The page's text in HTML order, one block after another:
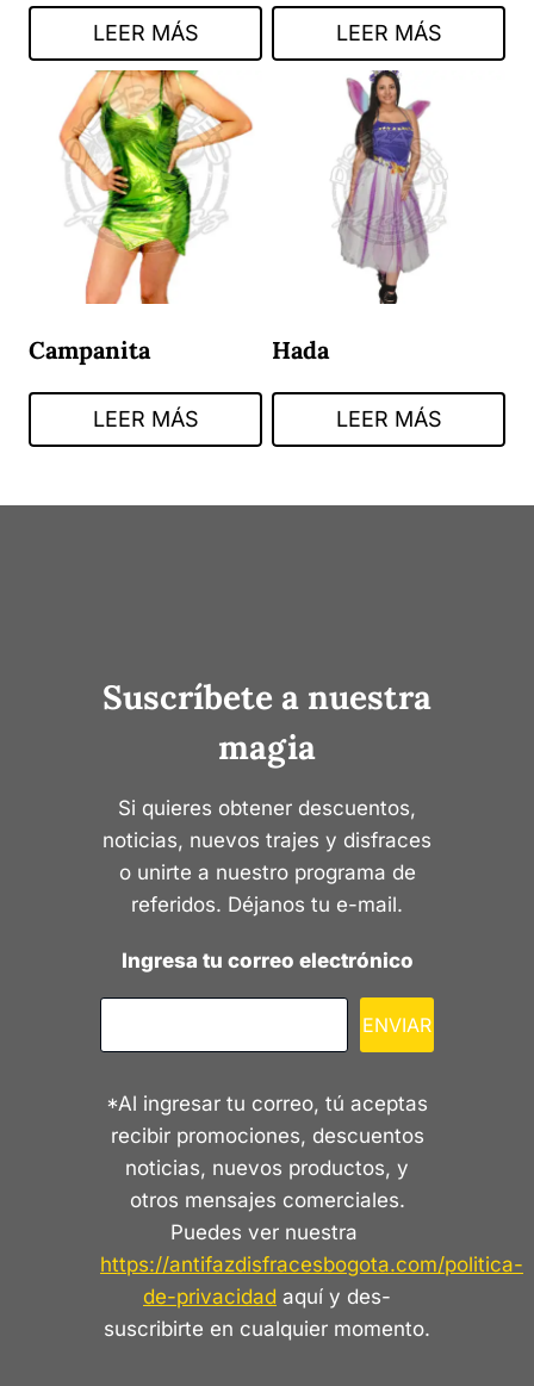
LEER MÁS LEER MÁS
Campanita
LEER MÁS
Hada
LEER MÁS
Suscríbete a nuestra
magia
Si quieres obtener descuentos,
noticias, nuevos trajes y disfraces
o unirte a nuestro programa de
referidos. Déjanos tu e-mail.
Ingresa tu correo electrónico
ENVIAR
*Al ingresar tu correo, tú aceptas
recibir promociones, descuentos
noticias, nuevos productos, y
otros mensajes comerciales.
Puedes ver nuestra
https://antifazdisfracesbogota.com/politica-
de-privacidad aquí y des-
suscribirte en cualquier momento.